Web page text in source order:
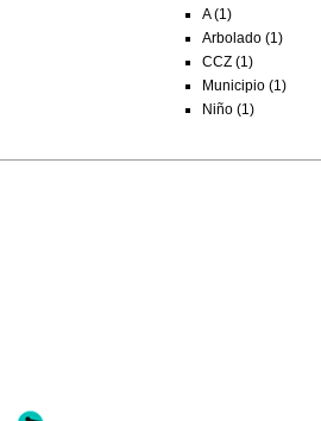
A (1)
Arbolado (1)
CCZ (1)
Municipio (1)
Niño (1)